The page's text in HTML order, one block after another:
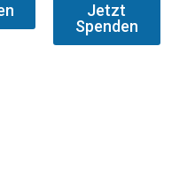
Jetzt
Spenden